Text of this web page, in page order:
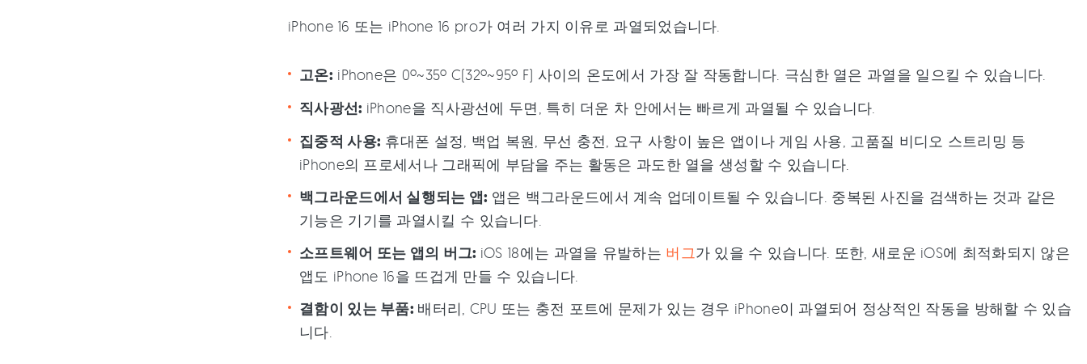
iPhone 16 또는 iPhone 16 pro가 여러 가지 이유로 과열되었습니다.
고온: iPhone은 0º~35º C(32º~95º F) 사이의 온도에서 가장 잘 작동합니다. 극심한 열은 과열을 일으킬 수 있습니다.
직사광선: iPhone을 직사광선에 두면, 특히 더운 차 안에서는 빠르게 과열될 수 있습니다.
집중적 사용: 휴대폰 설정, 백업 복원, 무선 충전, 요구 사항이 높은 앱이나 게임 사용, 고품질 비디오 스트리밍 등
iPhone의 프로세서나 그래픽에 부담을 주는 활동은 과도한 열을 생성할 수 있습니다.
백그라운드에서 실행되는 앱: 앱은 백그라운드에서 계속 업데이트될 수 있습니다. 중복된 사진을 검색하는 것과 같은
기능은 기기를 과열시킬 수 있습니다.
소프트웨어 또는 앱의 버그: iOS 18에는 과열을 유발하는 버그가 있을 수 있습니다. 또한, 새로운 iOS에 최적화되지 않은
앱도 iPhone 16을 뜨겁게 만들 수 있습니다.
결함이 있는 부품: 배터리, CPU 또는 충전 포트에 문제가 있는 경우 iPhone이 과열되어 정상적인 작동을 방해할 수 있습
니다.